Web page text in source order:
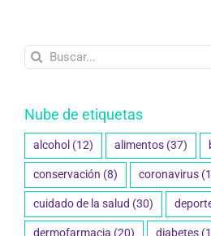
Buscar:
Nube de etiquetas
alcohol (12) alimentos (37)
conservación (8) coronavirus
cuidado de la salud (30)